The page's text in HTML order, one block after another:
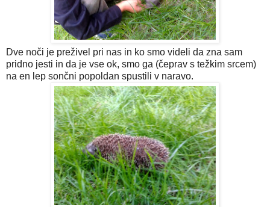
Dve noči je preživel pri nas in ko smo videli da zna sam
pridno jesti in da je vse ok, smo ga (čeprav s težkim srcem)
na en lep sončni popoldan spustili v naravo.